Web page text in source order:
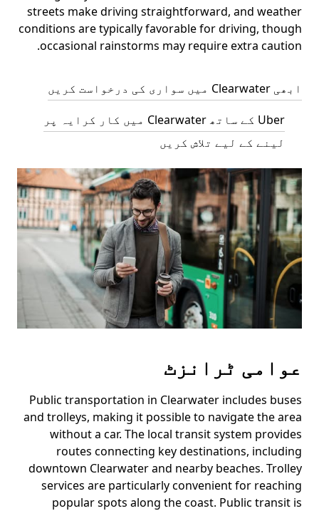
streets make driving straightforward, and weather
conditions are typically favorable for driving, though
occasional rainstorms may require extra caution.
ابھی Clearwater میں سواری کی درخواست کریں
Uber کے ساتھ Clearwater میں کار کرایہ پر
لینے کے لیے تلاش کریں
عوامی ٹرانزٹ
Public transportation in Clearwater includes buses
and trolleys, making it possible to navigate the area
without a car. The local transit system provides
routes connecting key destinations, including
downtown Clearwater and nearby beaches. Trolley
services are particularly convenient for reaching
popular spots along the coast. Public transit is